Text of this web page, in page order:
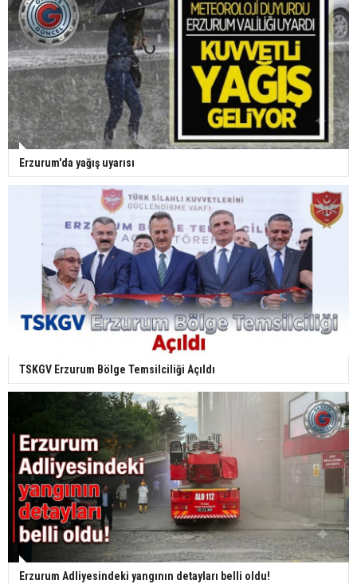
Erzurum'da yağış uyarısı
TSKGV Erzurum Bölge Temsilciliği Açıldı
Erzurum Adliyesindeki yangının detayları belli oldu!